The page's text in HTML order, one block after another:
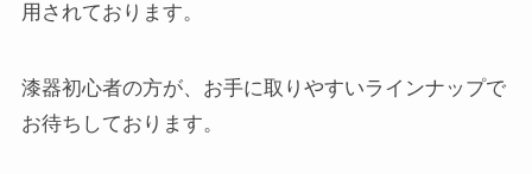
用されております。
漆器初心者の方が、お手に取りやすいラインナップで
お待ちしております。